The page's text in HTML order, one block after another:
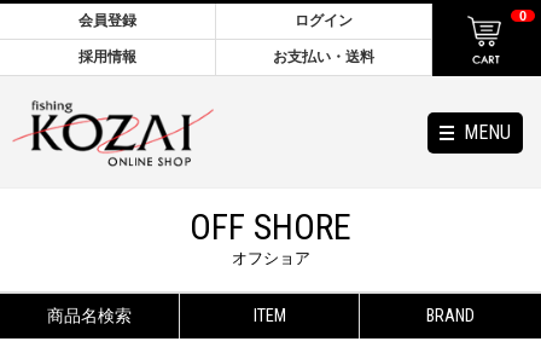
MENU
会員登録 ログイン
採用情報 お支払い・送料
0
OFF SHORE
オフショア
商品名検索 ITEM BRAND